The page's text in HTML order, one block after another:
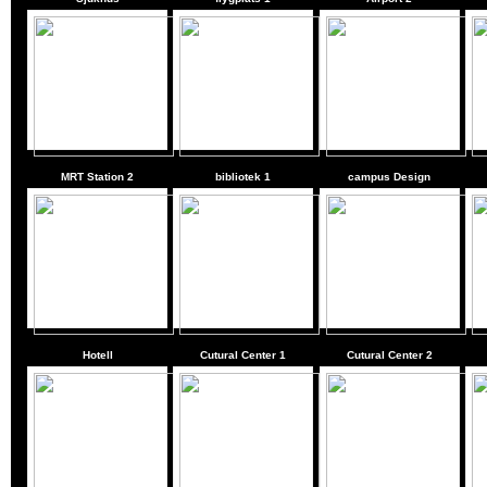
MRT Station 2 bibliotek 1 campus Design
Hotell Cutural Center 1 Cutural Center 2